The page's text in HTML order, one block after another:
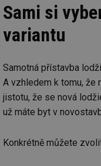
Sami si
variantu
Samotná přístavba
A vzhledem k tomu, že
jistotu, že se nová
už máte byt v
Konkrétně můžete